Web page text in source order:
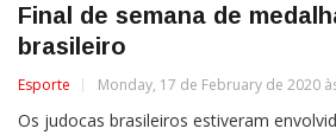
Final de semana de
brasileiro
Esporte Monday, 17 de February de 2020
Os judocas brasileiros estiveram